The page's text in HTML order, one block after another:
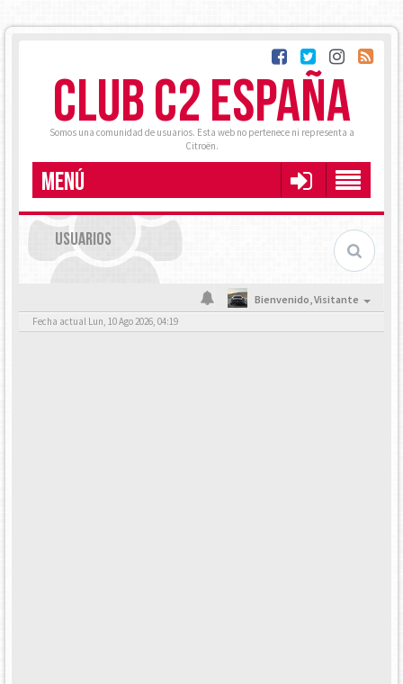
CLUB C2 ESPAÑA
Somos una comunidad de usuarios. Esta web no pertenece ni representa a
Citroën.
MENÚ
USUARIOS
Bienvenido,Visitante
Fecha actual Lun, 10 Ago 2026, 04:19